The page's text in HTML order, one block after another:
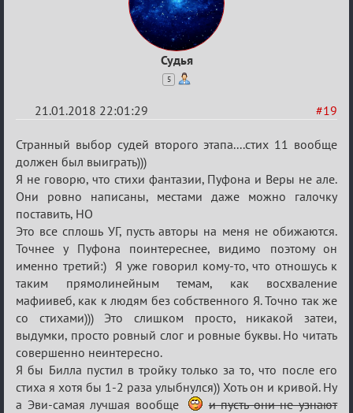
Судья
5
#19
21.01.2018 22:01:29
Re:
Мафский
Стихоплёт
(обсуждение)
Странный выбор судей второго этапа....стих 11 вообще
должен был выиграть)))
Я не говорю, что стихи фантазии, Пуфона и Веры не але.
Они ровно написаны, местами даже можно галочку
поставить, НО
Это все сплошь УГ, пусть авторы на меня не обижаются.
Точнее у Пуфона поинтереснее, видимо поэтому он
именно третий:) Я уже говорил кому-то, что отношусь к
таким прямолинейным темам, как восхваление
мафиивеб, как к людям без собственного Я. Точно так же
со стихами))) Это слишком просто, никакой затеи,
выдумки, просто ровный слог и ровные буквы. Но читать
совершенно неинтересно.
Я бы Билла пустил в тройку только за то, что после его
стиха я хотя бы 1-2 раза улыбнулся)) Хоть он и кривой. Ну
а Эви-самая лучшая вообще
и пусть они не узнают